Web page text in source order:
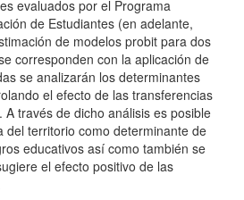
evaluados por el Programa
de Estudiantes (en adelante,
de modelos probit para dos
corresponden con la aplicación de
se analizarán los determinantes
el efecto de las transferencias
través de dicho análisis es posible
del territorio como determinante de
educativos así como también se
el efecto positivo de las